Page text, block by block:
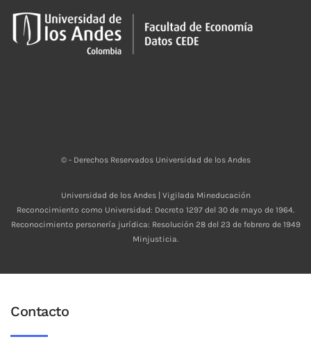
© - Derechos Reservados Universidad de los Andes
Universidad de los Andes | Vigilada Mineducación
Reconocimiento como Universidad: Decreto 1297 del 30 de mayo de 1964.
Reconocimiento personería jurídica: Resolución 28 del 23 de febrero de 1949
Minjusticia.
Contacto